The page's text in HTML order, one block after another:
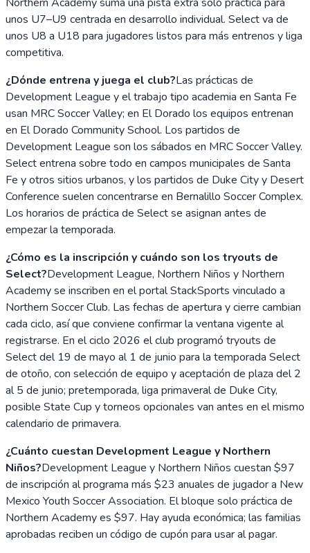
unos U7–U9 centrada en desarrollo individual. Select va de
unos U8 a U18 para jugadores listos para más entrenos y liga
competitiva.
¿Dónde entrena y juega el club?Las prácticas de
Development League y el trabajo tipo academia en Santa Fe
usan MRC Soccer Valley; en El Dorado los equipos entrenan
en El Dorado Community School. Los partidos de
Development League son los sábados en MRC Soccer Valley.
Select entrena sobre todo en campos municipales de Santa
Fe y otros sitios urbanos, y los partidos de Duke City y Desert
Conference suelen concentrarse en Bernalillo Soccer Complex.
Los horarios de práctica de Select se asignan antes de
empezar la temporada.
¿Cómo es la inscripción y cuándo son los tryouts de
Select?Development League, Northern Niños y Northern
Academy se inscriben en el portal StackSports vinculado a
Northern Soccer Club. Las fechas de apertura y cierre cambian
cada ciclo, así que conviene confirmar la ventana vigente al
registrarse. En el ciclo 2026 el club programó tryouts de
Select del 19 de mayo al 1 de junio para la temporada Select
de otoño, con selección de equipo y aceptación de plaza del 2
al 5 de junio; pretemporada, liga primaveral de Duke City,
posible State Cup y torneos opcionales van antes en el mismo
calendario de primavera.
¿Cuánto cuestan Development League y Northern
Niños?Development League y Northern Niños cuestan $97
de inscripción al programa más $23 anuales de jugador a New
Mexico Youth Soccer Association. El bloque solo práctica de
Northern Academy es $97. Hay ayuda económica; las familias
aprobadas reciben un código de cupón para usar al pagar.